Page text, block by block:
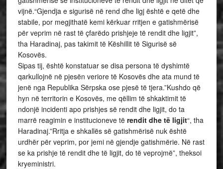
vijnë.“Gjendja e sigurisë në rend dhe ligj është e qetë dhe
stabile, por megjithatë kemi kërkuar rritjen e gatishmërisë
për veprim në rast të çfarëdo prishjeje të rendit dhe ligjit”,
tha Haradinaj, pas takimit të Këshillit të Sigurisë së
Kosovës.
Sipas tij, është konstatuar se disa persona të dyshimtë
qarkullojnë në pjesën veriore të Kosovës dhe ata mund të
jenë nga Republika Sërpska ose pjesë të tjera.”Kushdo që
hyn në territorin e Kosovës, me qëllim të shkaktimit të
ndonjë incidenti apo prishjes së rendit dhe ligjit, do ta
marrë reagimin e institucioneve të rendit dhe të ligjit“, tha
Haradinaj.”Rritja e shkallës së gatishmërisë nuk është
urdhër për veprim, por jemi në gjendje gatishmërie. Në rast
se ka prishje të rendit dhe të ligjit, do të veprojmë”, theksoi
kryeministri.